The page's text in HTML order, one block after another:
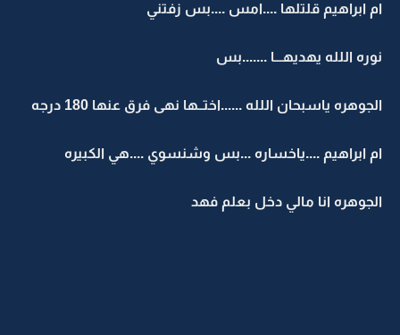
ام ابراهيم قلتلها ....امس ....بس زفتني
نوره اللله يهديهـــا .......بس
الجوهره ياسبحان اللله ......اختــها نهى فرق عنها 180 درجه
ام ابراهيم ....ياخساره ...بس وشنسوي ....هي الكبيره
الجوهره انا مالي دخل بعلم فهد